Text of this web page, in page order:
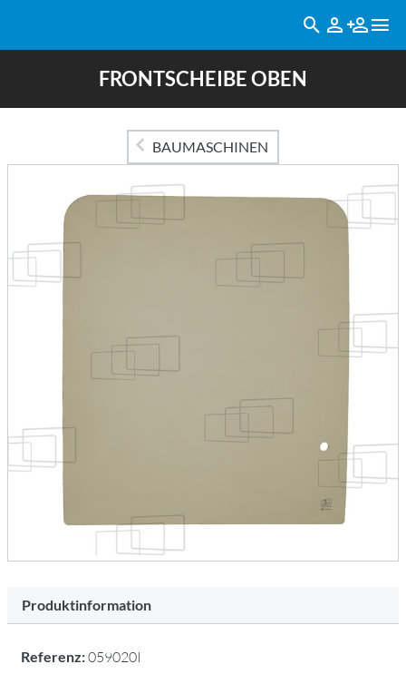
FRONTSCHEIBE OBEN
BAUMASCHINEN
Produktinformation
Referenz:059020I